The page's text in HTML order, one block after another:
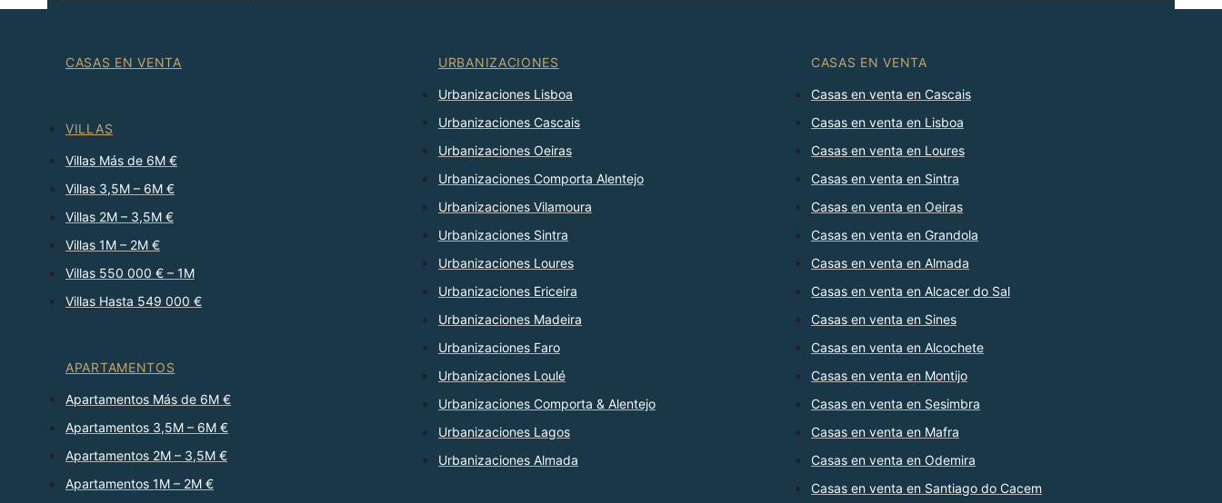
CASAS EN VENTA
VILLAS
Villas Más de 6M €
Villas 3,5M – 6M €
Villas 2M – 3,5M €
Villas 1M – 2M €
Villas 550 000 € – 1M
Villas Hasta 549 000 €
APARTAMENTOS
Apartamentos Más de 6M €
Apartamentos 3,5M – 6M €
Apartamentos 2M – 3,5M €
Apartamentos 1M – 2M €
URBANIZACIONES
Urbanizaciones Lisboa
Urbanizaciones Cascais
Urbanizaciones Oeiras
Urbanizaciones Comporta Alentejo
Urbanizaciones Vilamoura
Urbanizaciones Sintra
Urbanizaciones Loures
Urbanizaciones Ericeira
Urbanizaciones Madeira
Urbanizaciones Faro
Urbanizaciones Loulé
Urbanizaciones Comporta & Alentejo
Urbanizaciones Lagos
Urbanizaciones Almada
CASAS EN VENTA
Casas en venta en Cascais
Casas en venta en Lisboa
Casas en venta en Loures
Casas en venta en Sintra
Casas en venta en Oeiras
Casas en venta en Grandola
Casas en venta en Almada
Casas en venta en Alcacer do Sal
Casas en venta en Sines
Casas en venta en Alcochete
Casas en venta en Montijo
Casas en venta en Sesimbra
Casas en venta en Mafra
Casas en venta en Odemira
Casas en venta en Santiago do Cacem